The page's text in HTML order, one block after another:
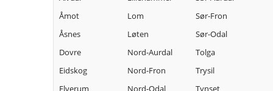
Åmot
Åsnes
Dovre
Eidskog
Elverum
Lom
Løten
Nord-Aurdal
Nord-Fron
Nord-Odal
Sør-Fron
Sør-Odal
Tolga
Trysil
Tynset